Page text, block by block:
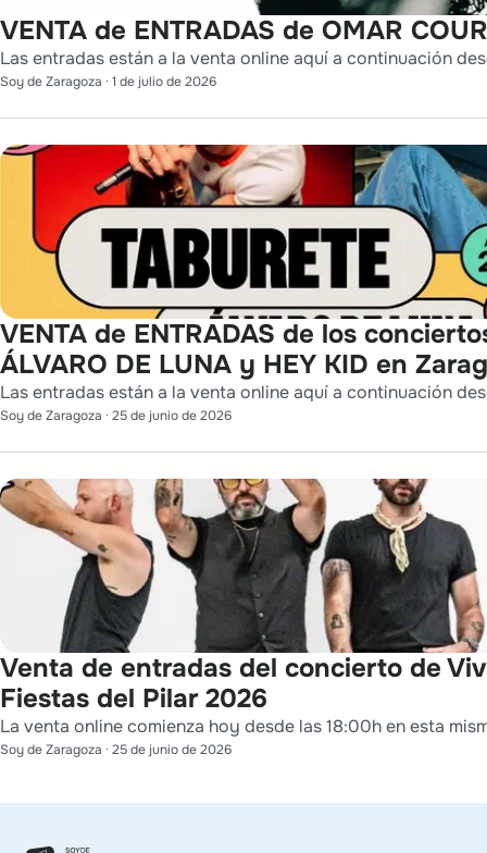
VENTA de ENTRADAS de OMAR
Las entradas están a la venta online aquí a continuación
Soy de Zaragoza · 1 de julio de 2026
VENTA de ENTRADAS de los
ÁLVARO DE LUNA y HEY KID en
Las entradas están a la venta online aquí a continuación
Soy de Zaragoza · 25 de junio de 2026
Venta de entradas del concierto de
Fiestas del Pilar 2026
La venta online comienza hoy desde las 18:00h en esta
Soy de Zaragoza · 25 de junio de 2026